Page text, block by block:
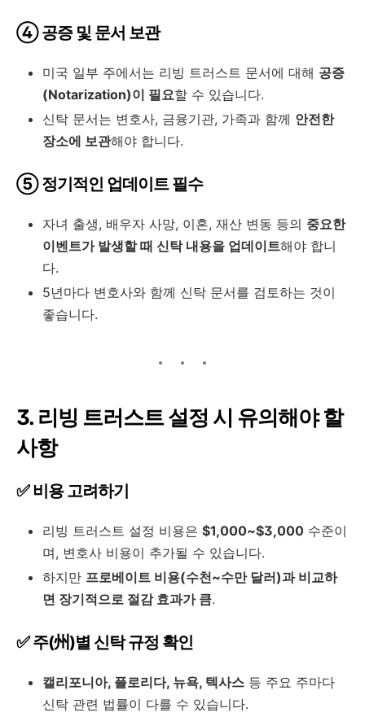
④ 공증 및 문서 보관
미국 일부 주에서는 리빙 트러스트 문서에 대해 공증
(Notarization)이 필요할 수 있습니다.
신탁 문서는 변호사, 금융기관, 가족과 함께 안전한
장소에 보관해야 합니다.
⑤ 정기적인 업데이트 필수
자녀 출생, 배우자 사망, 이혼, 재산 변동 등의 중요한
이벤트가 발생할 때 신탁 내용을 업데이트해야 합니
다.
5년마다 변호사와 함께 신탁 문서를 검토하는 것이
좋습니다.
3. 리빙 트러스트 설정 시 유의해야 할
사항
✅ 비용 고려하기
리빙 트러스트 설정 비용은 $1,000~$3,000 수준이
며, 변호사 비용이 추가될 수 있습니다.
하지만 프로베이트 비용(수천~수만 달러)과 비교하
면 장기적으로 절감 효과가 큼.
✅ 주(州)별 신탁 규정 확인
캘리포니아, 플로리다, 뉴욕, 텍사스 등 주요 주마다
신탁 관련 법률이 다를 수 있습니다.